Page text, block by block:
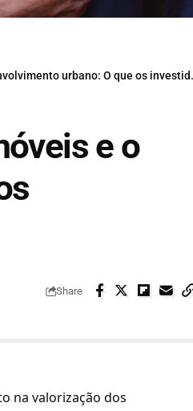
O que os investidores precisam saber?
e o
Share
na valorização dos